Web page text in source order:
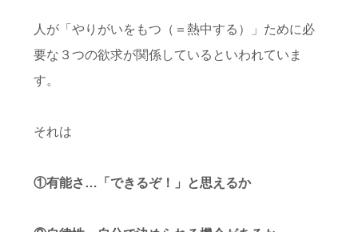
人が「やりがいをもつ（＝熱中する）」ために必
要な３つの欲求が関係しているといわれていま
す。
それは
①有能さ…「できるぞ！」と思えるか